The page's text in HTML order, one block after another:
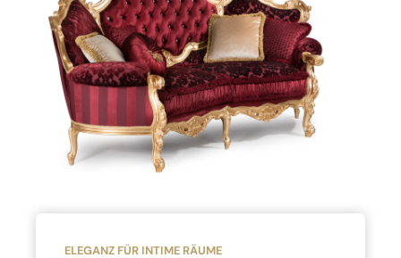
ELEGANZ FÜR INTIME RÄUME